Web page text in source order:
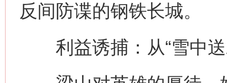
反间防谍的钢铁长城。
利益诱捕：从“雪中送